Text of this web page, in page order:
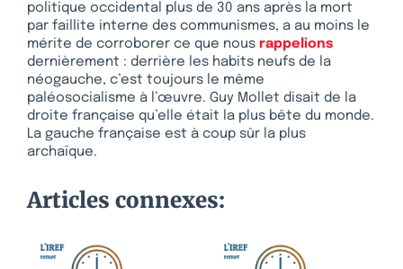
politique occidental plus de 30 ans après la mort
par faillite interne des communismes, a au moins le
mérite de corroborer ce que nous rappelions
dernièrement : derrière les habits neufs de la
néogauche, c’est toujours le même
paléosocialisme à l’œuvre. Guy Mollet disait de la
droite française qu’elle était la plus bête du monde.
La gauche française est à coup sûr la plus
archaïque.
Articles connexes: